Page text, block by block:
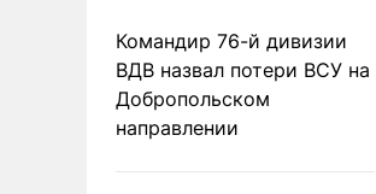
Командир 76-й дивизии
ВДВ назвал потери ВСУ на
Добропольском
направлении